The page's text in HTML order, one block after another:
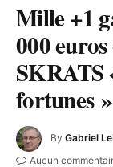
Mille +1
000
SKRATS
fortunes
By Gabriel
Aucun